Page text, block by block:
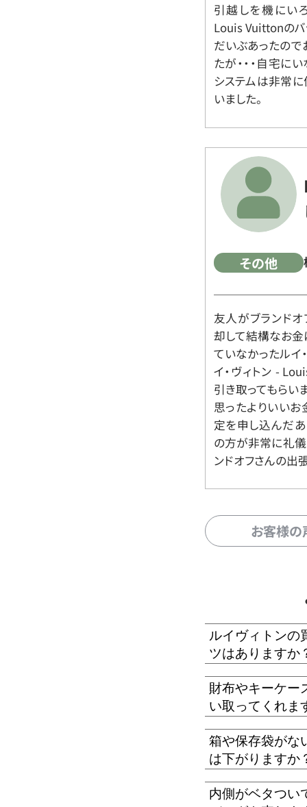
引越しを機にい
Louis Vuittonのバ
だいぶあったので
たが・・・自宅に
システムは非常に
いました。
その他
友人がブランド
却して結構なお金
ていなかったルイ
イ・ヴィトン -
引き取ってもらい
思ったよりいいお
定を申し込んだ
の方が非常に礼儀
ンドオフさんの出
お客様
ルイヴィトンの
ツはありますか
財布やキーケー
い取ってくれま
箱や保存袋がな
は下がりますか
内側がベタつい